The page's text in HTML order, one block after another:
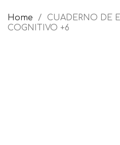
Home
CUADERNO DE
COGNITIVO +6